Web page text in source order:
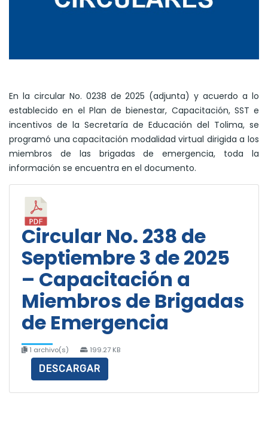
En la circular No. 0238 de 2025 (adjunta) y acuerdo a lo
establecido en el Plan de bienestar, Capacitación, SST e
incentivos de la Secretaría de Educación del Tolima, se
programó una capacitación modalidad virtual dirigida a los
miembros de las brigadas de emergencia, toda la
información se encuentra en el documento.
Circular No. 238 de
Septiembre 3 de 2025
– Capacitación a
Miembros de Brigadas
de Emergencia
1 archivo(s) 199.27 KB
DESCARGAR